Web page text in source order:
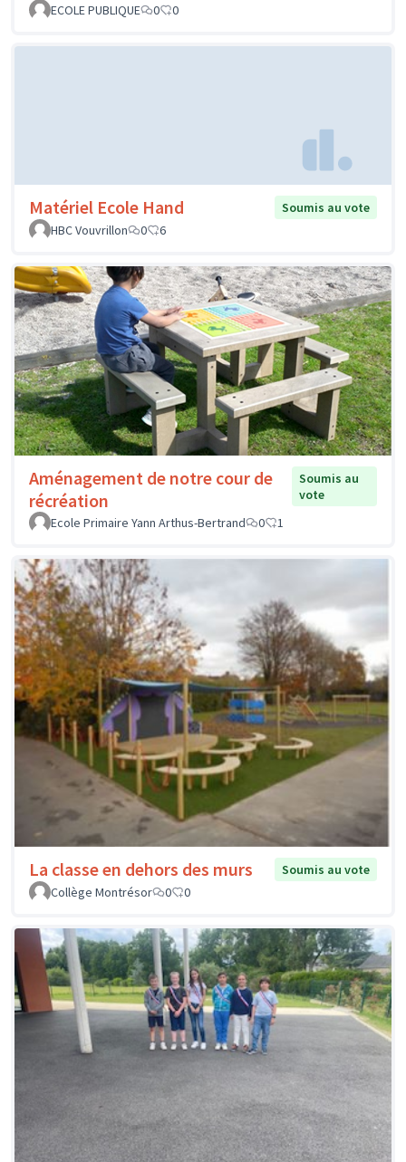
ECOLE PUBLIQUE
0 0
Matériel Ecole Hand
Soumis au vote
HBC Vouvrillon
0 6
Aménagement de notre cour de
récréation
Soumis au
vote
Ecole Primaire Yann Arthus-Bertrand
0 1
La classe en dehors des murs
Soumis au vote
Collège Montrésor
0 0